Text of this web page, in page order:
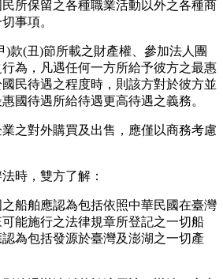
所保留之各種職業活動以外之各種商
事項。
(丑)節所載之財產權、參加法人團
為，凡遇任何一方所給予彼方之最惠
民待遇之程度時，則該方對於彼方並
國待遇所給待遇更高待遇之義務。
對外購買及出售，應僅以商務考慮
，雙方了解：
舶應認為包括依照中華民國在臺灣
能施行之法律規章所登記之一切船
為包括發源於臺灣及澎湖之一切產